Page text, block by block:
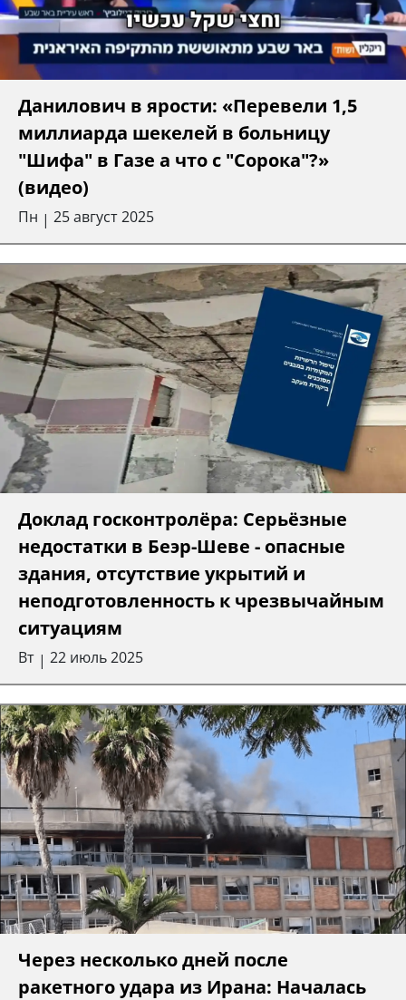
Данилович в ярости: «Перевели 1,5
миллиарда шекелей в больницу
"Шифа" в Газе а что с "Сорока"?»
(видео)
Пн | 25 август 2025
Доклад госконтролёра: Серьёзные
недостатки в Беэр-Шеве - опасные
здания, отсутствие укрытий и
неподготовленность к чрезвычайным
ситуациям
Вт | 22 июль 2025
Через несколько дней после
ракетного удара из Ирана: Началась